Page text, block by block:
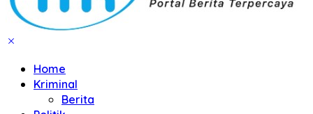
Home
Kriminal
Berita